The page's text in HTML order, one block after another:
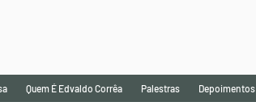
Quem É Edvaldo Corrêa Palestras Depoimentos